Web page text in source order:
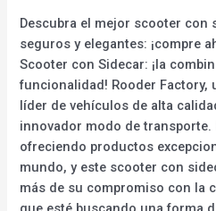
Descubra el mejor scooter con
seguros y elegantes: ¡compre
Scooter con Sidecar: ¡la
funcionalidad! Rooder Factory,
líder de vehículos de alta
innovador modo de transporte.
ofreciendo productos
mundo, y este scooter con
más de su compromiso con la